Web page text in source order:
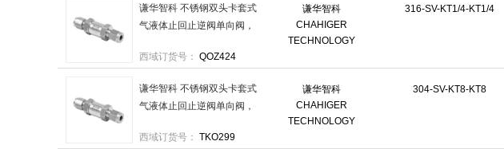
谦华智科
CHAHIGER
TECHNOLOGY
316-SV-KT1/4-KT1/4
谦华智科 不锈钢双头卡套式
气液体止回止逆阀单向阀，
套2分-出口卡套2分 售卖规
西域订货号： QOZ424
谦华智科
CHAHIGER
TECHNOLOGY
304-SV-KT8-KT8
谦华智科 不锈钢双头卡套式
气液体止回止逆阀单向阀，
8mm-出口卡套8mm 售卖规
西域订货号： TKO299